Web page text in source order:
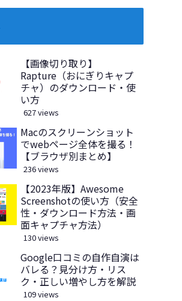
【画像切り取り】
Rapture（おにぎりキャプ
チャ）のダウンロード・使
い方
627 views
Macのスクリーンショット
でwebページ全体を撮る！
【ブラウザ別まとめ】
236 views
【2023年版】Awesome
Screenshotの使い方（安全
性・ダウンロード方法・画
面キャプチャ方法）
130 views
Google口コミの自作自演は
バレる？見分け方・リス
ク・正しい増やし方を解説
109 views